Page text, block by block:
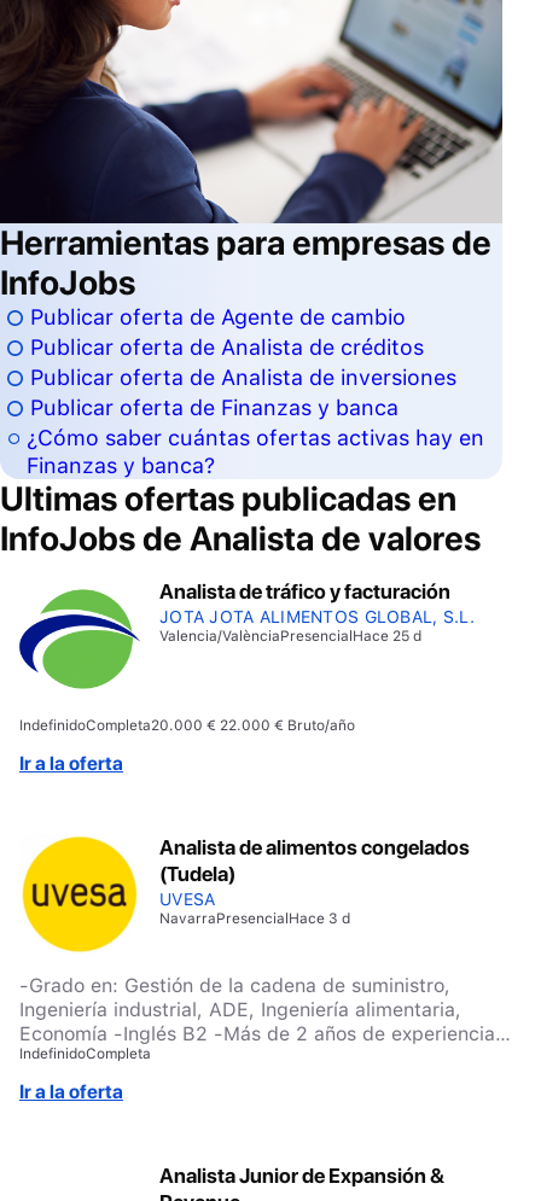
Herramientas para empresas de
InfoJobs
Publicar oferta de Agente de cambio
Publicar oferta de Analista de créditos
Publicar oferta de Analista de inversiones
Publicar oferta de Finanzas y banca
¿Cómo saber cuántas ofertas activas hay en
Finanzas y banca?
Ultimas ofertas publicadas en
InfoJobs de Analista de valores
Analista de tráfico y facturación
JOTA JOTA ALIMENTOS GLOBAL, S.L.
Valencia/ValènciaPresencialHace 25 d
IndefinidoCompleta20.000 € 22.000 € Bruto/año
Ir a la oferta
Analista de alimentos congelados
(Tudela)
UVESA
NavarraPresencialHace 3 d
-Grado en: Gestión de la cadena de suministro,
Ingeniería industrial, ADE, Ingeniería alimentaria,
Economía -Inglés B2 -Más de 2 años de experiencia
en: planificación de producción, cadena de suministro,
gestión de existencias y/o logística -Valorable
experiencia en operaciones relacionadas con alimentos
IndefinidoCompleta
Ir a la oferta
Analista Junior de Expansión &